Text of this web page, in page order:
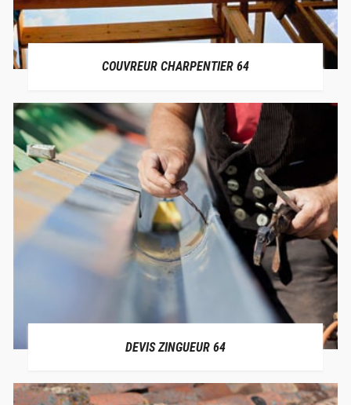
COUVREUR CHARPENTIER 64
DEVIS ZINGUEUR 64